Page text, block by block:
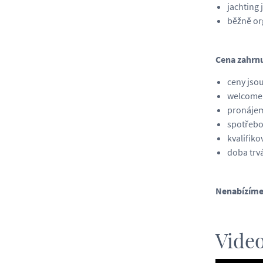
jachting
běžně
Cena
ceny
doba